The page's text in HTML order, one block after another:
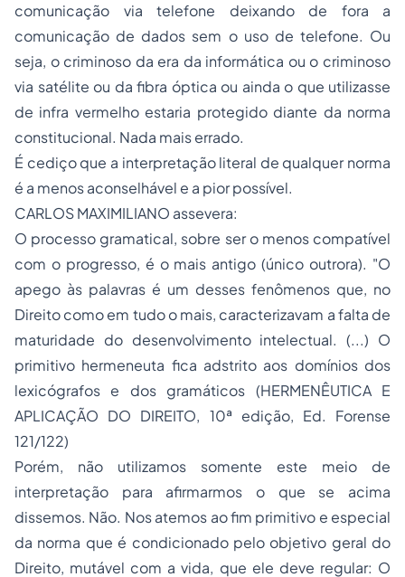
comunicação via telefone deixando de fora a
comunicação de dados sem o uso de telefone. Ou
seja, o criminoso da era da informática ou o criminoso
via satélite ou da fibra óptica ou ainda o que utilizasse
de infra vermelho estaria protegido diante da norma
constitucional. Nada mais errado.
É cediço que a interpretação literal de qualquer norma
é a menos aconselhável e a pior possível.
CARLOS MAXIMILIANO assevera:
O processo gramatical, sobre ser o menos compatível
com o progresso, é o mais antigo (único outrora). "O
apego às palavras é um desses fenômenos que, no
Direito como em tudo o mais, caracterizavam a falta de
maturidade do desenvolvimento intelectual. (...) O
primitivo hermeneuta fica adstrito aos domínios dos
lexicógrafos e dos gramáticos (HERMENÊUTICA E
APLICAÇÃO DO DIREITO, 10ª edição, Ed. Forense
121/122)
Porém, não utilizamos somente este meio de
interpretação para afirmarmos o que se acima
dissemos. Não. Nos atemos ao fim primitivo e especial
da norma que é condicionado pelo objetivo geral do
Direito, mutável com a vida, que ele deve regular: O